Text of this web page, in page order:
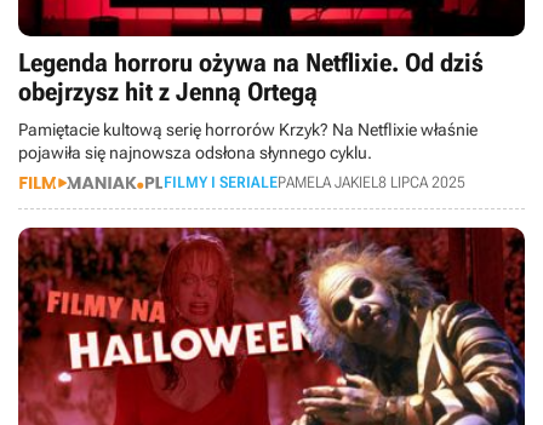
Legenda horroru ożywa na Netflixie. Od dziś
obejrzysz hit z Jenną Ortegą
Pamiętacie kultową serię horrorów Krzyk? Na Netflixie właśnie
pojawiła się najnowsza odsłona słynnego cyklu.
FILMY I SERIALEPAMELA JAKIEL8 LIPCA 2025